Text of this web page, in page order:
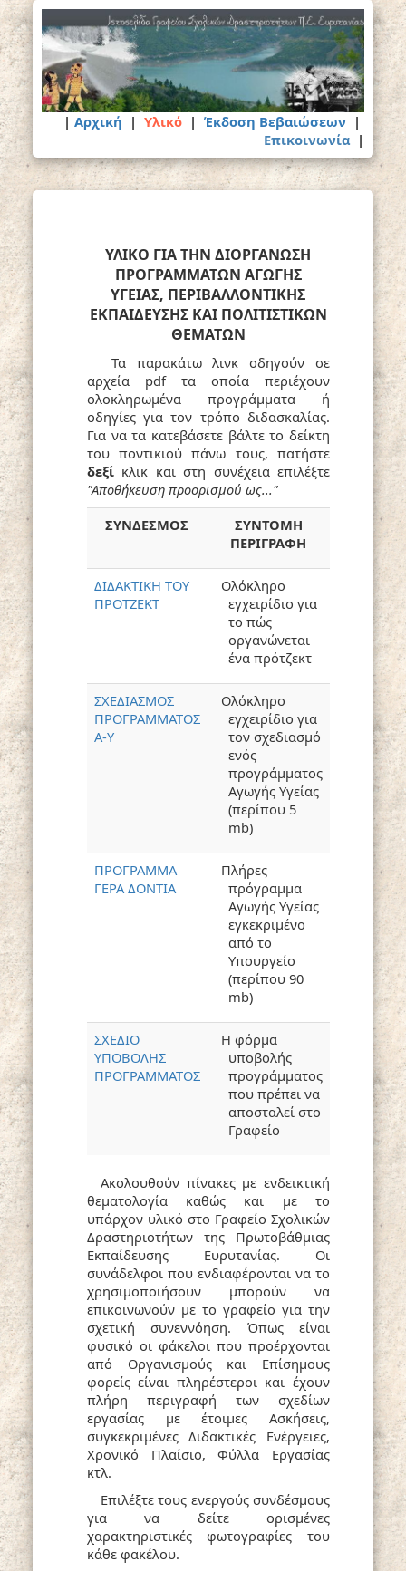
|Αρχική |Υλικό |Έκδοση Βεβαιώσεων |
Επικοινωνία|
ΥΛΙΚΟ ΓΙΑ ΤΗΝ ΔΙΟΡΓΑΝΩΣΗ
ΠΡΟΓΡΑΜΜΑΤΩΝ ΑΓΩΓΗΣ
ΥΓΕΙΑΣ, ΠΕΡΙΒΑΛΛΟΝΤΙΚΗΣ
ΕΚΠΑΙΔΕΥΣΗΣ ΚΑΙ ΠΟΛΙΤΙΣΤΙΚΩΝ
ΘΕΜΑΤΩΝ
Τα παρακάτω λινκ οδηγούν σε
αρχεία pdf τα οποία περιέχουν
ολοκληρωμένα προγράμματα ή
οδηγίες για τον τρόπο διδασκαλίας.
Για να τα κατεβάσετε βάλτε το δείκτη
του ποντικιού πάνω τους, πατήστε
δεξίκλικ και στη συνέχεια επιλέξτε
"Αποθήκευση προορισμού ως..."
ΣΥΝΔΕΣΜΟΣ
ΣΥΝΤΟΜΗ
ΠΕΡΙΓΡΑΦΗ
ΔΙΔΑΚΤΙΚΗ ΤΟΥ
ΠΡΟΤΖΕΚΤ
Ολόκληρο
εγχειρίδιο για
το πώς
οργανώνεται
ένα πρότζεκτ
ΣΧΕΔΙΑΣΜΟΣ
ΠΡΟΓΡΑΜΜΑΤΟΣ
Α-Υ
Ολόκληρο
εγχειρίδιο για
τον σχεδιασμό
ενός
προγράμματος
Αγωγής Υγείας
(περίπου 5
mb)
ΠΡΟΓΡΑΜΜΑ
ΓΕΡΑ ΔΟΝΤΙΑ
Πλήρες
πρόγραμμα
Αγωγής Υγείας
εγκεκριμένο
από το
Υπουργείο
(περίπου 90
mb)
ΣΧΕΔΙΟ
ΥΠΟΒΟΛΗΣ
ΠΡΟΓΡΑΜΜΑΤΟΣ
Η φόρμα
υποβολής
προγράμματος
που πρέπει να
αποσταλεί στο
Γραφείο
Ακολουθούν πίνακες με ενδεικτική
θεματολογία καθώς και με το
υπάρχον υλικό στο Γραφείο Σχολικών
Δραστηριοτήτων της Πρωτοβάθμιας
Εκπαίδευσης Ευρυτανίας. Οι
συνάδελφοι που ενδιαφέρονται να το
χρησιμοποιήσουν μπορούν να
επικοινωνούν με το γραφείο για την
σχετική συνεννόηση. Όπως είναι
φυσικό οι φάκελοι που προέρχονται
από Οργανισμούς και Επίσημους
φορείς είναι πληρέστεροι και έχουν
πλήρη περιγραφή των σχεδίων
εργασίας με έτοιμες Ασκήσεις,
συγκεκριμένες Διδακτικές Ενέργειες,
Χρονικό Πλαίσιο, Φύλλα Εργασίας
κτλ.
Επιλέξτε τους ενεργούς συνδέσμους
για να δείτε ορισμένες
χαρακτηριστικές φωτογραφίες του
κάθε φακέλου.